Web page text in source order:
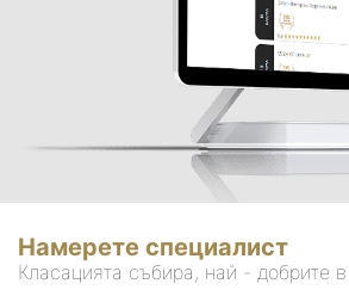
Намерете специалист
Класацията събира, най - добрите